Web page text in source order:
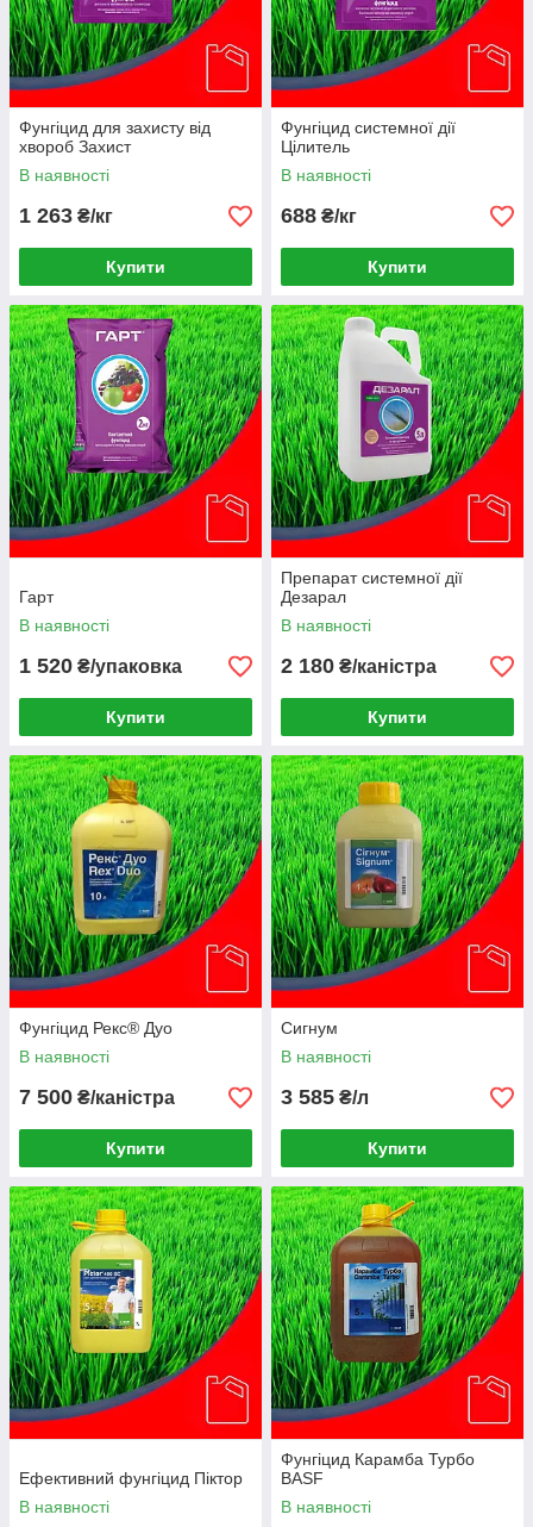
Фунгіцид для захисту від
хвороб Захист
В наявності
1 263 ₴/кг
Купити
Фунгіцид системної дії
Цілитель
В наявності
688 ₴/кг
Купити
Гарт
В наявності
1 520 ₴/упаковка
Купити
Препарат системної дії
Дезарал
В наявності
2 180 ₴/каністра
Купити
Фунгіцид Рекс® Дуо
В наявності
7 500 ₴/каністра
Купити
Сигнум
В наявності
3 585 ₴/л
Купити
Ефективний фунгіцид Піктор
В наявності
Фунгіцид Карамба Турбо
BASF
В наявності